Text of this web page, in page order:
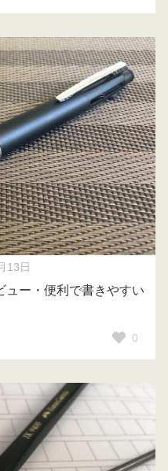
13日
ュー・便利で書きやすい
0